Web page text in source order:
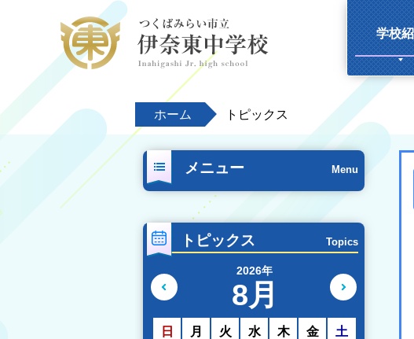
学校
ホーム トピックス
メニュー Menu
トピックス Topics
2026年
8月
日 月 火 水 木 金 土
前の月へ